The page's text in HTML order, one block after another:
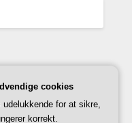
cookies
udelukkende for at sikre,
korrekt.